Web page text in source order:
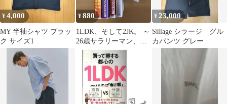
¥4,000
MY 半袖シャツ ブラッ
ク サイズ1
¥880
1LDK、そして2JK。 ～
26歳サラリーマン、女
子高生二人と同居始め
まし全4巻
¥23,000
Sillage シラージ グル
カパンツ グレー